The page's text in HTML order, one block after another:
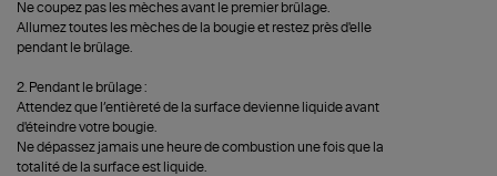
Ne coupez pas les mèches avant le premier brûlage.
Allumez toutes les mèches de la bougie et restez près d'elle
pendant le brûlage.
2. Pendant le brûlage :
Attendez que l’entièreté de la surface devienne liquide avant
d'éteindre votre bougie.
Ne dépassez jamais une heure de combustion une fois que la
totalité de la surface est liquide.